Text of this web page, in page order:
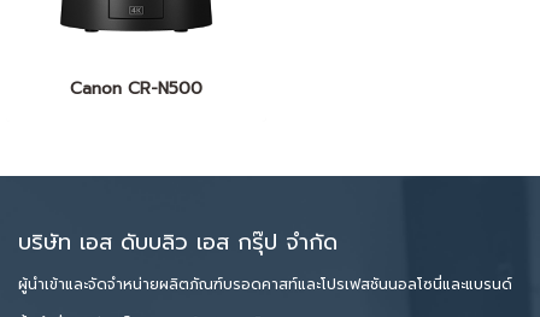
Canon CR-N500
บริษัท เอส ดับบลิว เอส กรุ๊ป จำกัด
ผู้นำเข้าและจัดจำหน่ายผลิตภัณฑ์บรอดคาสท์และโปรเฟสชันนอลโซนี่และแบรนด์